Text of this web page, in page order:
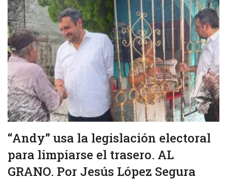
“Andy” usa la legislación electoral
para limpiarse el trasero. AL
GRANO. Por Jesús López Segura